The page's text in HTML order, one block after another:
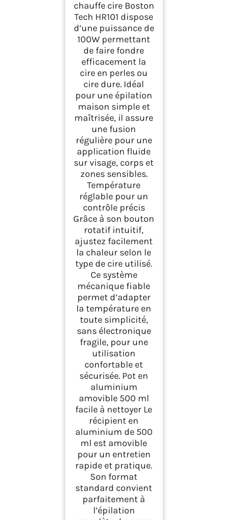
Réglable – Machine
Épilation Visage,
Corps, Maillot
chauffe cire Boston
Tech HR101 dispose
d’une puissance de
100W permettant
de faire fondre
efficacement la
cire en perles ou
cire dure. Idéal
pour une épilation
maison simple et
maîtrisée, il assure
une fusion
régulière pour une
application fluide
sur visage, corps et
zones sensibles.
Température
réglable pour un
contrôle précis
Grâce à son bouton
rotatif intuitif,
ajustez facilement
la chaleur selon le
type de cire utilisé.
Ce système
mécanique fiable
permet d’adapter
la température en
toute simplicité,
sans électronique
fragile, pour une
utilisation
confortable et
sécurisée. Pot en
aluminium
amovible 500 ml
facile à nettoyer Le
récipient en
aluminium de 500
ml est amovible
pour un entretien
rapide et pratique.
Son format
standard convient
parfaitement à
l’épilation